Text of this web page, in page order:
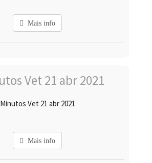
Mais info
Minutos Vet 21 abr 2021
Mais info